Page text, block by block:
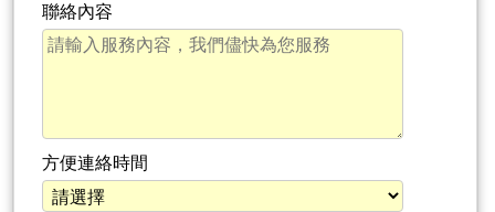
聯絡內容
方便連絡時間